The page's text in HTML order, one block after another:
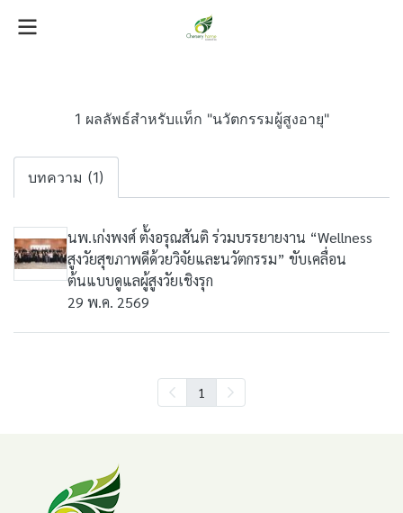
1 ผลลัพธ์สำหรับแท็ก "นวัตกรรมผู้สูงอายุ"
บทความ (1)
นพ.เก่งพงศ์ ตั้งอรุณสันติ ร่วมบรรยายงาน “Wellness
สูงวัยสุขภาพดีด้วยวิจัยและนวัตกรรม” ขับเคลื่อน
ต้นแบบดูแลผู้สูงวัยเชิงรุก
29 พ.ค. 2569
1